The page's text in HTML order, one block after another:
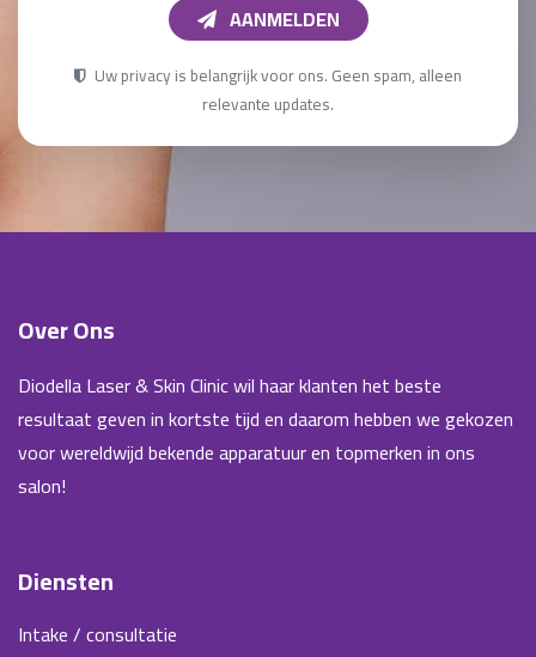
AANMELDEN
Uw privacy is belangrijk voor ons. Geen spam, alleen
relevante updates.
Over Ons
Diodella Laser & Skin Clinic wil haar klanten het beste
resultaat geven in kortste tijd en daarom hebben we gekozen
voor wereldwijd bekende apparatuur en topmerken in ons
salon!
Diensten
Intake / consultatie